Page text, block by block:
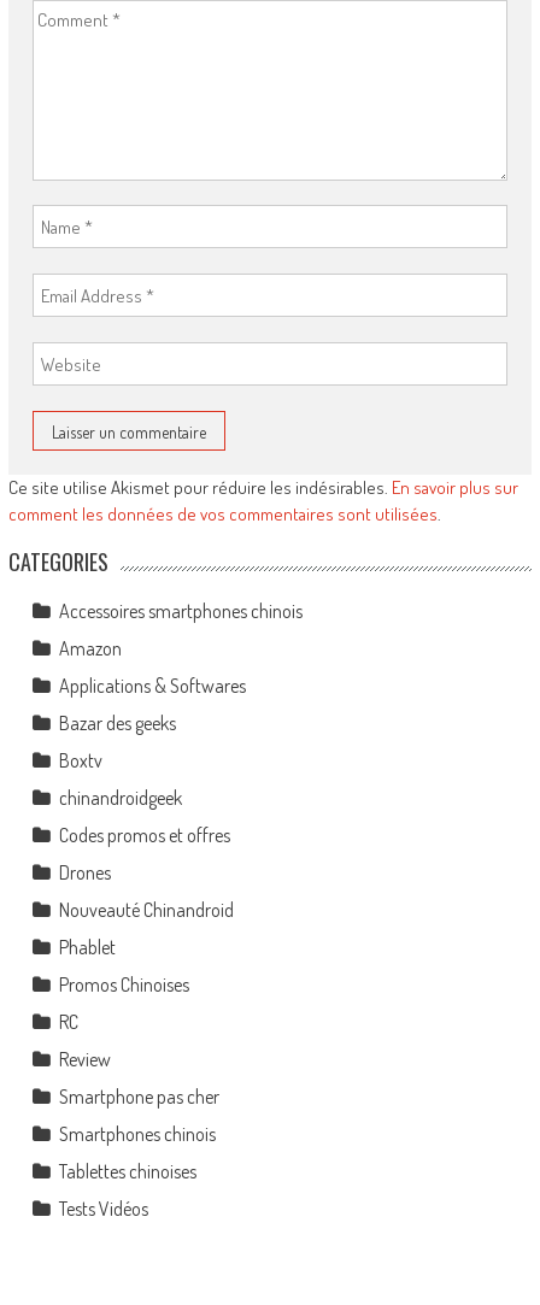
Ce site utilise Akismet pour réduire les indésirables. En savoir plus sur
comment les données de vos commentaires sont utilisées.
CATEGORIES
Accessoires smartphones chinois
Amazon
Applications & Softwares
Bazar des geeks
Boxtv
chinandroidgeek
Codes promos et offres
Drones
Nouveauté Chinandroid
Phablet
Promos Chinoises
RC
Review
Smartphone pas cher
Smartphones chinois
Tablettes chinoises
Tests Vidéos